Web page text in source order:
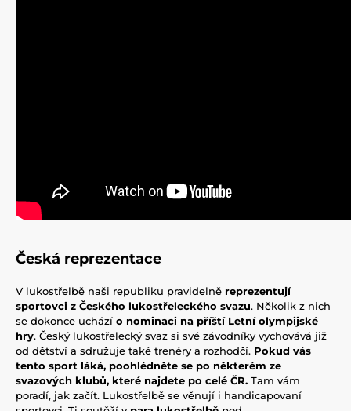
Česká reprezentace
V lukostřelbě naši republiku pravidelně reprezentují
sportovci z Českého lukostřeleckého svazu. Několik z nich
se dokonce uchází o nominaci na příští Letní olympijské
hry. Český lukostřelecký svaz si své závodníky vychovává již
od dětství a sdružuje také trenéry a rozhodčí. Pokud vás
tento sport láká, poohlédněte se po některém ze
svazových klubů, které najdete po celé ČR. Tam vám
poradí, jak začít. Lukostřelbě se věnují i handicapovaní